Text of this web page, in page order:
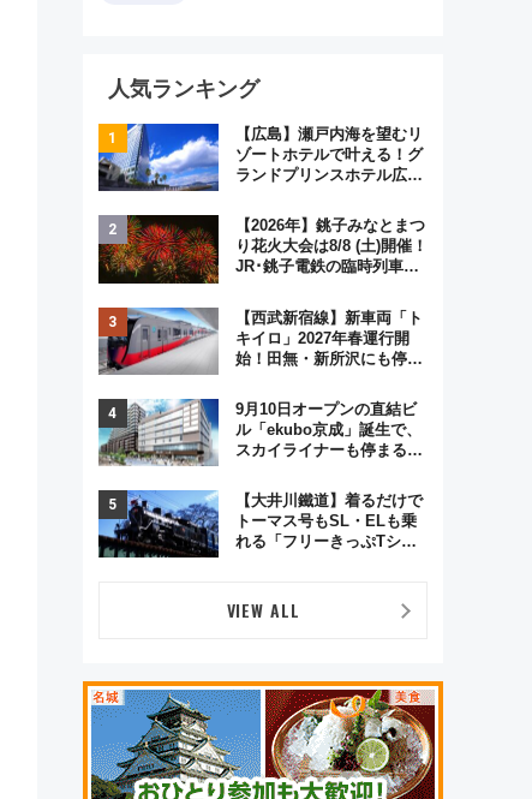
人気ランキング
【広島】瀬戸内海を望むリ
ゾートホテルで叶える！グ
ランドプリンスホテル広島
ジュアルパーティープラン
【2026年】銚子みなとまつ
り花火大会は8/8 (土)開催！
JR･銚子電鉄の臨時列車や
く8,000発の大迫力＆屋台
を満喫
【西武新宿線】新車両「ト
キイロ」2027年春運行開
始！田無・新所沢にも停
弾」も
9月10日オープンの直結ビ
ル「ekubo京成」誕生で、
スカイライナーも停まる巨
変わる？ 全テナント情報も
公開！
【大井川鐵道】着るだけで
トーマス号もSL・ELも乗
れる「フリーきっぷTシャ
VIEW ALL